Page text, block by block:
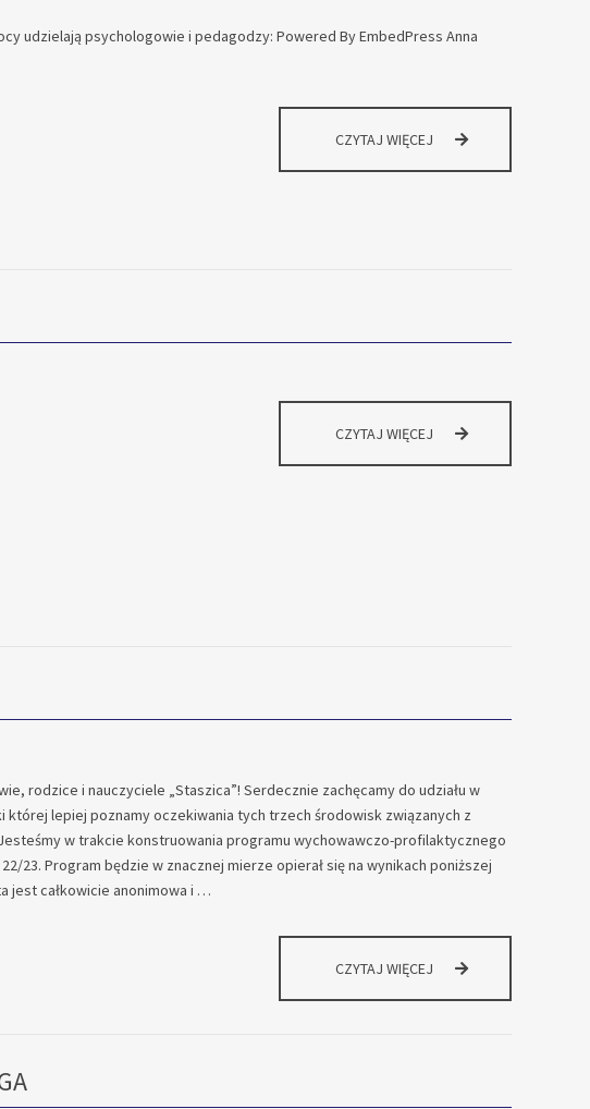
udzielają psychologowie i pedagodzy: Powered By EmbedPress Anna
CZYTAJ WIĘCEJ POMOC
CZYTAJ WIĘCEJ PROFILAKTYKA
rodzice i nauczyciele „Staszica”! Serdecznie zachęcamy do udziału w
której lepiej poznamy oczekiwania tych trzech środowisk związanych z
w trakcie konstruowania programu wychowawczo-profilaktycznego
23. Program będzie w znacznej mierze opierał się na wynikach poniższej
jest całkowicie anonimowa i …
CZYTAJ WIĘCEJ ANKIETA